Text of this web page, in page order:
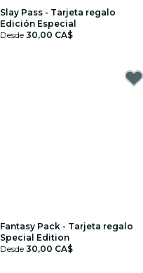
Slay Pass - Tarjeta regalo
Edición Especial
Desde 30,00 CA$
Fantasy Pack - Tarjeta regalo
Special Edition
Desde 30,00 CA$